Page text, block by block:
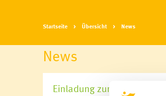
Startseite Übersicht News
News
Einladung zur Eröffnung